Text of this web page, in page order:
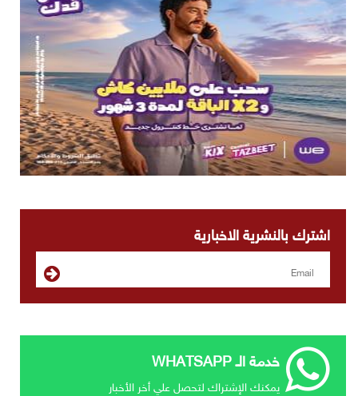
اشترك بالنشرية الاخبارية
خدمة الـ WHATSAPP
يمكنك الإشتراك لتحصل علي أخر الأخبار